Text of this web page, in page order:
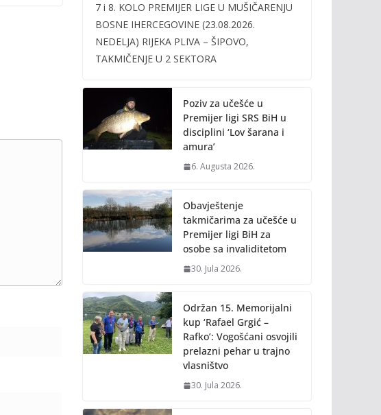
e
b
o
o
k
itt
er
ai
l
p
y
Li
k
7 i 8. KOLO PREMIJER LIGE U MUŠIČARENJU
BOSNE IHERCEGOVINE (23.08.2026.
NEDELJA) RIJEKA PLIVA – ŠIPOVO,
TAKMIČENJE U 2 SEKTORA
Poziv za učešće u
Premijer ligi SRS BiH u
disciplini ‘Lov šarana i
amura’
6. Augusta 2026.
Obavještenje
takmičarima za učešće u
Premijer ligi BiH za
osobe sa invaliditetom
30. Jula 2026.
Održan 15. Memorijalni
kup ‘Rafael Grgić –
Rafko’: Vogošćani osvojili
prelazni pehar u trajno
vlasništvo
30. Jula 2026.